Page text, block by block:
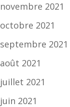
novembre 2021
octobre 2021
septembre 2021
août 2021
juillet 2021
juin 2021